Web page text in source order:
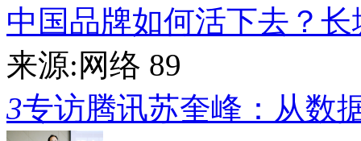
中国品牌如何活下去？长
来源:网络 89
3专访腾讯苏奎峰：从数